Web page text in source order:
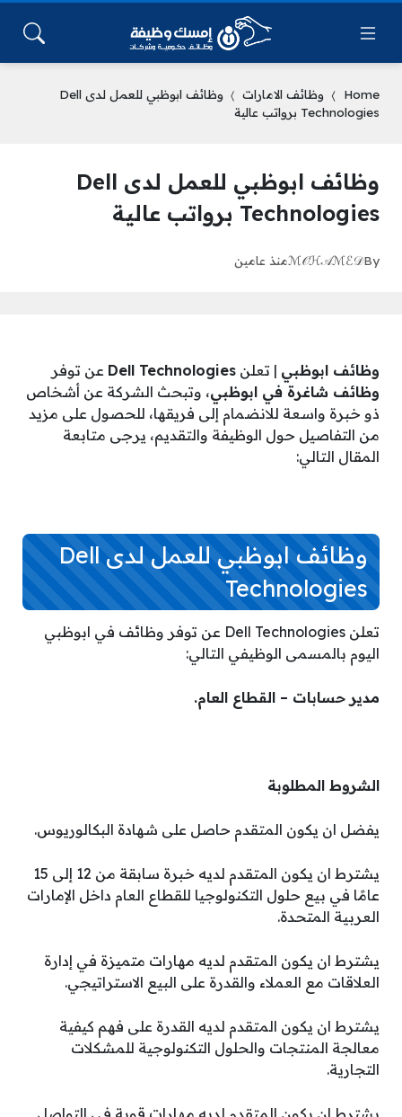
Home وظائف الامارات
وظائف ابوظبي للعمل لدى Dell
Technologies برواتب عالية
وظائف ابوظبي للعمل لدى Dell
Technologies برواتب عالية
By
ℳ𝒪ℋ𝒜ℳℰ𝒟منذ عامين
وظائف ابوظبي | تعلن Dell Technologies عن توفر
وظائف شاغرة في ابوظبي، وتبحث الشركة عن أشخاص
ذو خبرة واسعة للانضمام إلى فريقها، للحصول على مزيد
من التفاصيل حول الوظيفة والتقديم، يرجى متابعة
المقال التالي:
وظائف ابوظبي للعمل لدى Dell
Technologies
تعلن Dell Technologies عن توفر وظائف في ابوظبي
اليوم بالمسمى الوظيفي التالي:
مدير حسابات – القطاع العام.
الشروط المطلوبة
يفضل ان يكون المتقدم حاصل على شهادة البكالوريوس.
يشترط ان يكون المتقدم لديه خبرة سابقة من 12 إلى 15
عامًا في بيع حلول التكنولوجيا للقطاع العام داخل الإمارات
العربية المتحدة.
يشترط ان يكون المتقدم لديه مهارات متميزة في إدارة
العلاقات مع العملاء والقدرة على البيع الاستراتيجي.
يشترط ان يكون المتقدم لديه القدرة على فهم كيفية
معالجة المنتجات والحلول التكنولوجية للمشكلات
التجارية.